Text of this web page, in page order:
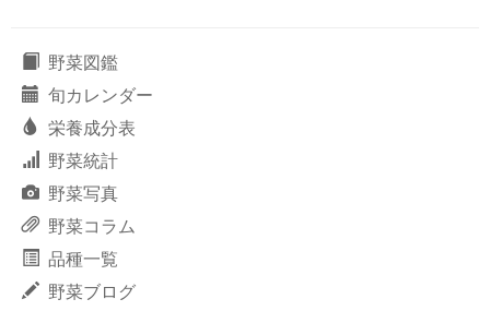
野菜図鑑
旬カレンダー
栄養成分表
野菜統計
野菜写真
野菜コラム
品種一覧
野菜ブログ